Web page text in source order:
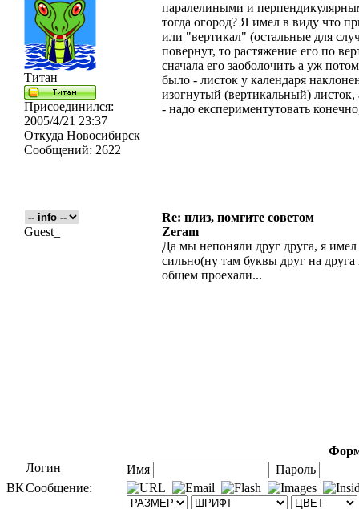
ВК
Титан
Присоединился:
2005/4/21 23:37
Откуда Новосибирск
Сообщений: 2622
паралелиными и
тогда огород? Я имел в виду что
или "вертикал" (остальные для
повернут, то растяжение его по
сначала его заоболочить а уж
было - листок у календаря
изогнутый (вертикальный)
- надо експериментутовать
Re: плиз, помгите советом
Guest_
Zeram
Да мы непоняли друг друга, я имел
сильно(ну там буквы друг на
общем проехали...
Логин
Имя
Пароль
Сообщение: